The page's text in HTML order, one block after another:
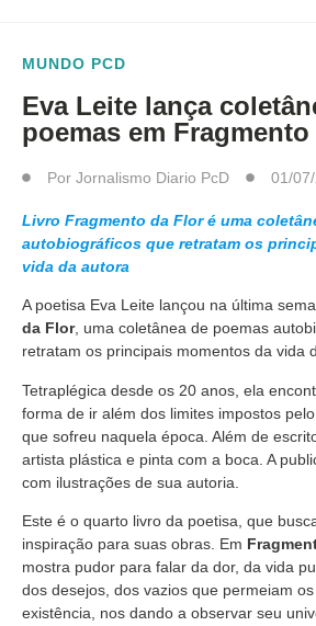
MUNDO PCD
Eva Leite lança
poemas em
Por Jornalismo Diario PcD 01/
Livro Fragmento da Flor é uma
autobiográficos que retratam os
vida da autora
A poetisa Eva Leite lançou na última
da Flor, uma coletânea de poemas
retratam os principais momentos da vida
Tetraplégica desde os 20 anos, ela
forma de ir além dos limites impostos
que sofreu naquela época. Além de
artista plástica e pinta com a boca. A
com ilustrações de sua autoria.
Este é o quarto livro da poetisa, que
inspiração para suas obras. Em
mostra pudor para falar da dor, da vida
dos desejos, dos vazios que permeiam
existência, nos dando a observar seu